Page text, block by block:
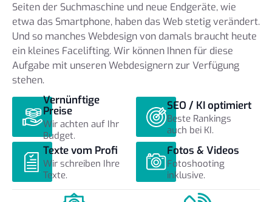
Seiten der Suchmaschine und neue Endgeräte, wie
etwa das Smartphone, haben das Web stetig verändert.
Und so manches Webdesign von damals braucht heute
ein kleines Facelifting. Wir können Ihnen für diese
Aufgabe mit unseren Webdesignern zur Verfügung
stehen.
Vernünftige
Preise
Wir achten auf Ihr
Budget.
SEO / KI optimiert
Beste Rankings
auch bei KI.
Texte vom Profi
Wir schreiben Ihre
Texte.
Fotos & Videos
Fotoshooting
inklusive.